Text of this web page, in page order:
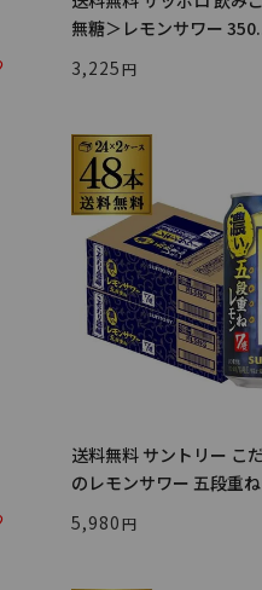
無糖＞レモンサワー
3,225
送料無料 サントリー こ
のレモンサワー 五段重
5,980